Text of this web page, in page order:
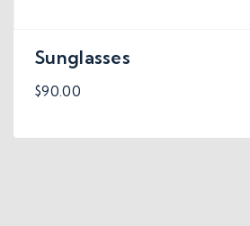
Sunglasses
$90.00